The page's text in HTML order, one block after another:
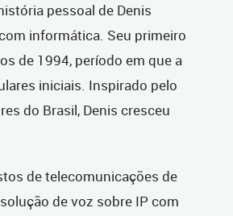
pessoal de Denis
informática. Seu primeiro
de 1994, período em que a
iniciais. Inspirado pelo
do Brasil, Denis cresceu
de telecomunicações de
de voz sobre IP com